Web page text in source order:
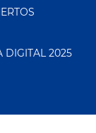
DIGITAL 2025